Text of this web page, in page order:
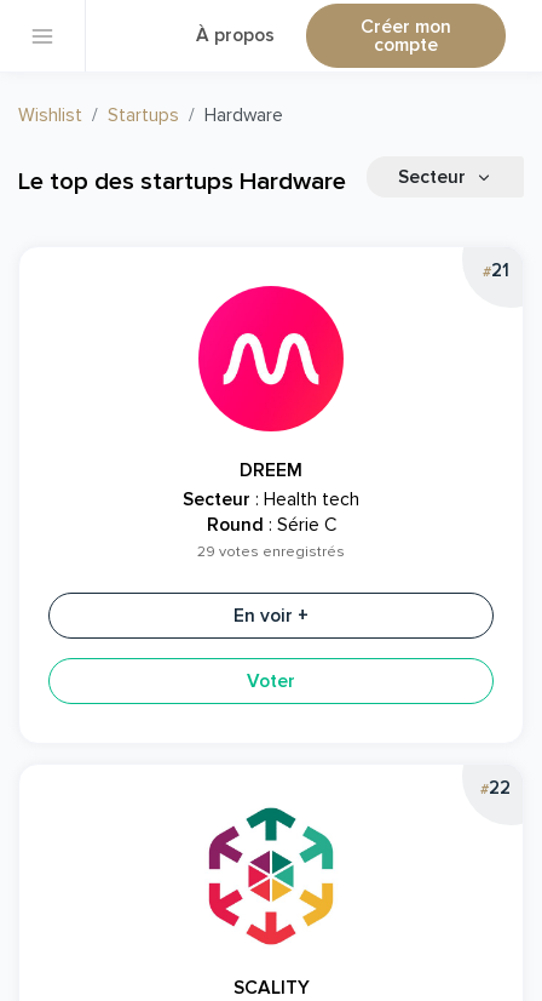
À propos Créer mon
compte
Wishlist Startups Hardware
Le top des startups Hardware Secteur
#21
DREEM
Secteur : Health tech
Round : Série C
29 votes enregistrés
En voir +
Voter
#22
SCALITY